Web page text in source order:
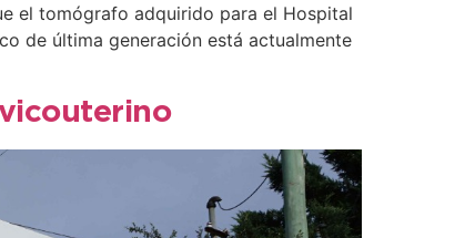
el tomógrafo adquirido para el Hospital
de última generación está actualmente